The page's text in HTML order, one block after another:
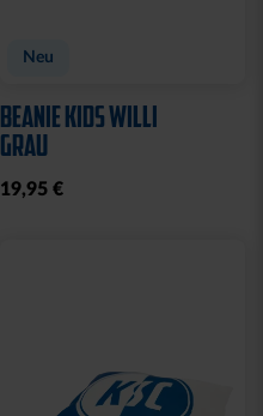
Neu
BEANIE KIDS WILLI
GRAU
19,95 €